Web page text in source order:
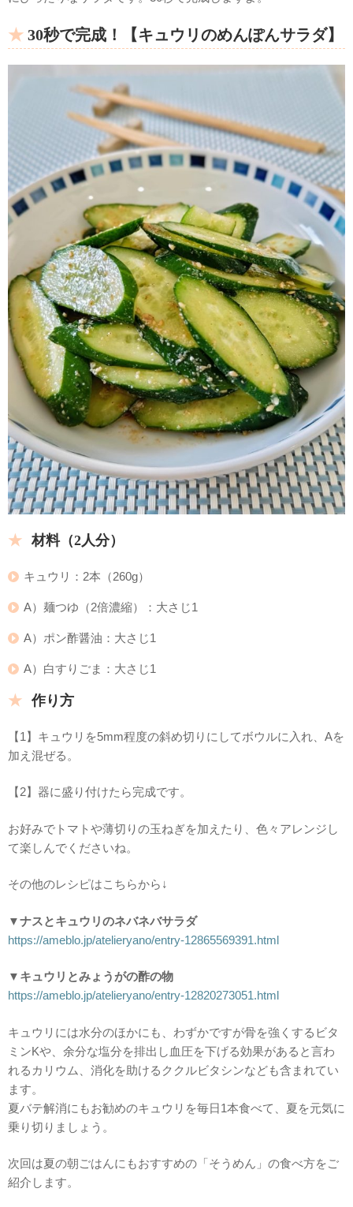
30秒で完成！【キュウリのめんぽんサラダ】
材料（2人分）
キュウリ：2本（260g）
A）麺つゆ（2倍濃縮）：大さじ1
A）ポン酢醤油：大さじ1
A）白すりごま：大さじ1
作り方
【1】キュウリを5mm程度の斜め切りにしてボウルに入れ、Aを
加え混ぜる。
【2】器に盛り付けたら完成です。
お好みでトマトや薄切りの玉ねぎを加えたり、色々アレンジし
て楽しんでくださいね。
その他のレシピはこちらから↓
▼ナスとキュウリのネバネバサラダ
https://ameblo.jp/atelieryano/entry-12865569391.html
▼キュウリとみょうがの酢の物
https://ameblo.jp/atelieryano/entry-12820273051.html
キュウリには水分のほかにも、わずかですが骨を強くするビタ
ミンKや、余分な塩分を排出し血圧を下げる効果があると言わ
れるカリウム、消化を助けるククルビタシンなども含まれてい
ます。
夏バテ解消にもお勧めのキュウリを毎日1本食べて、夏を元気に
乗り切りましょう。
次回は夏の朝ごはんにもおすすめの「そうめん」の食べ方をご
紹介します。